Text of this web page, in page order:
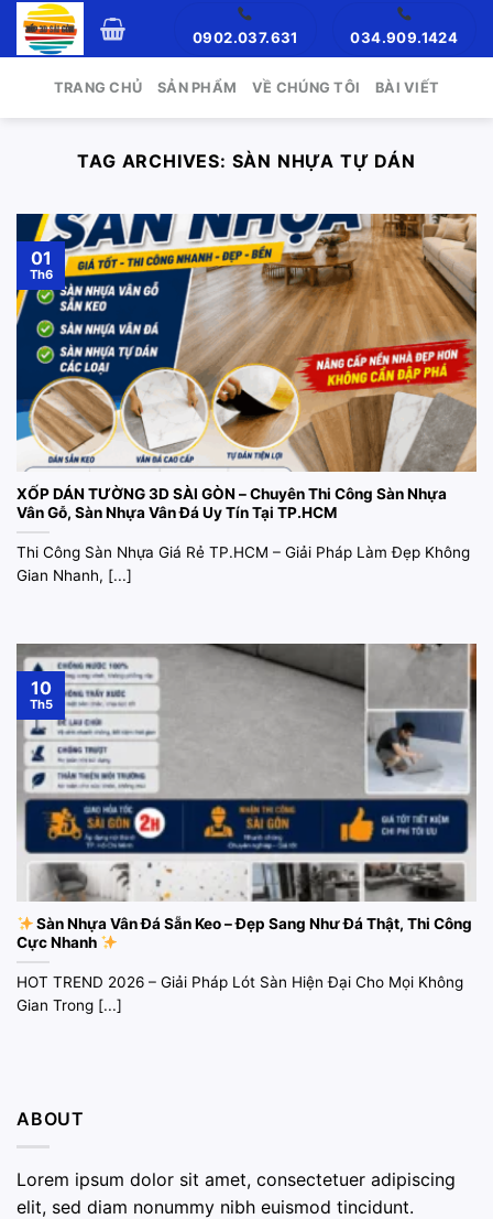
Skip
0902.037.631 034.909.1424
TRANG CHỦ SẢN PHẨM VỀ CHÚNG TÔI BÀI VIẾT
TAG ARCHIVES: SÀN NHỰA TỰ DÁN
XỐP DÁN TƯỜNG 3D SÀI GÒN – Chuyên Thi Công Sàn Nhựa
Vân Gỗ, Sàn Nhựa Vân Đá Uy Tín Tại TP.HCM
Thi Công Sàn Nhựa Giá Rẻ TP.HCM – Giải Pháp Làm Đẹp Không
Gian Nhanh, [...]
01
Th6
Sàn Nhựa Vân Đá Sẵn Keo – Đẹp Sang Như Đá Thật, Thi Công
Cực Nhanh
HOT TREND 2026 – Giải Pháp Lót Sàn Hiện Đại Cho Mọi Không
Gian Trong [...]
10
Th5
ABOUT
Lorem ipsum dolor sit amet, consectetuer adipiscing
elit, sed diam nonummy nibh euismod tincidunt.